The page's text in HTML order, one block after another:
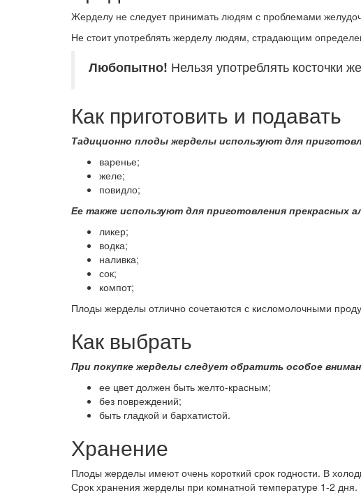
Жерделу не следует принимать людям с проблемами
Не стоит употреблять жерделу людям, страдающим
Любопытно! Нельзя употреблять косточки
Как приготовить и подавать
Тадиционно плоды жерделы используют для
варенье;
желе;
повидло;
Ее также используют для приготовления прекрасных
ликер;
водка;
наливка;
сок;
компот;
Плоды жерделы отлично сочетаются с кисломолочными
Как выбрать
При покупке жерделы следует обратить особое
ее цвет должен быть желто-красным;
без повреждений;
быть гладкой и бархатистой.
Хранение
Плоды жерделы имеют очень короткий срок годности. В
Срок хранения жерделы при комнатной температуре 1-2 дня.